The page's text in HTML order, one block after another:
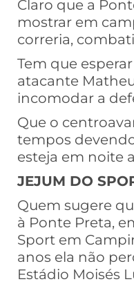
Claro que a
mostrar em
correria,
Tem que
atacante
incomodar a
Que o
tempos
esteja em noite
JEJUM DO
Quem sugere
à Ponte Preta,
Sport em
anos ela não
Estádio Moisés